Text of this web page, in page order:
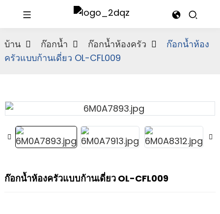
บ้าน ก๊อกน้ำ ก๊อกน้ำห้องครัว
ก๊อกน้ำห้อง
ครัวแบบก้านเดี่ยว OL-CFL009
ก๊อกน้ำห้องครัวแบบก้านเดี่ยว OL-CFL009